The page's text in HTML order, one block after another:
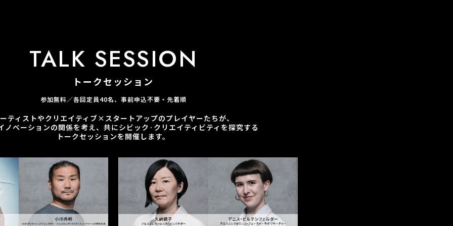
TALK SESSION
トークセッション
参加無料／各回定員40名、事前申込不要・先着順
ティストやクリエイティブ× スタートアップのプレイヤーたちが、
ノベーションの関係を考え、共にシビック·クリエイティビティを探究する
トークセッションを開催します。